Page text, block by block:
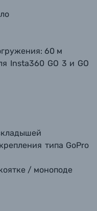
60 м
Insta360 GO 3 и GO
типа GoPro
/ моноподе